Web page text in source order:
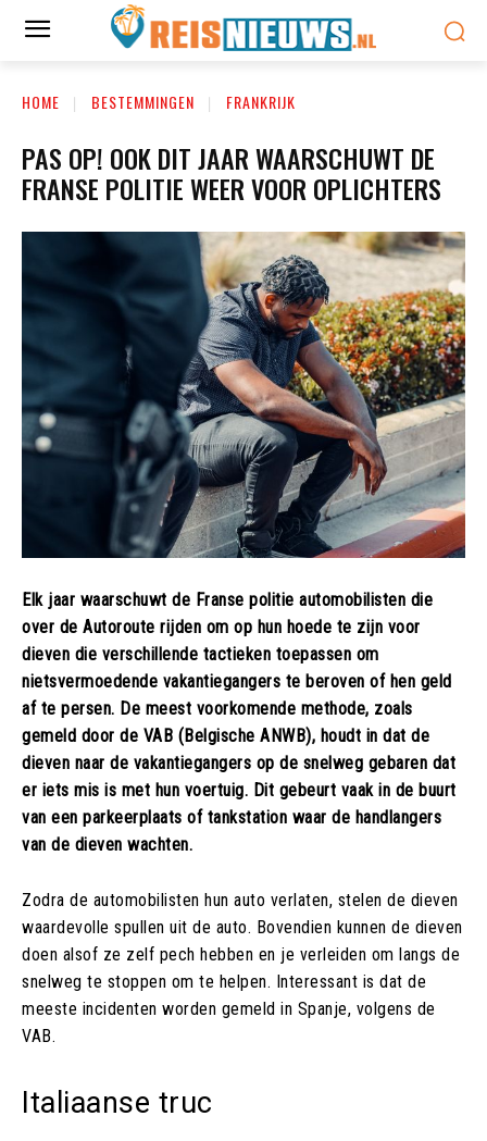
HOME BESTEMMINGEN FRANKRIJK
PAS OP! OOK DIT JAAR WAARSCHUWT DE
FRANSE POLITIE WEER VOOR OPLICHTERS
Elk jaar waarschuwt de Franse politie automobilisten die
over de Autoroute rijden om op hun hoede te zijn voor
dieven die verschillende tactieken toepassen om
nietsvermoedende vakantiegangers te beroven of hen geld
af te persen. De meest voorkomende methode, zoals
gemeld door de VAB (Belgische ANWB), houdt in dat de
dieven naar de vakantiegangers op de snelweg gebaren dat
er iets mis is met hun voertuig. Dit gebeurt vaak in de buurt
van een parkeerplaats of tankstation waar de handlangers
van de dieven wachten.
Zodra de automobilisten hun auto verlaten, stelen de dieven
waardevolle spullen uit de auto. Bovendien kunnen de dieven
doen alsof ze zelf pech hebben en je verleiden om langs de
snelweg te stoppen om te helpen. Interessant is dat de
meeste incidenten worden gemeld in Spanje, volgens de
VAB.
Italiaanse truc